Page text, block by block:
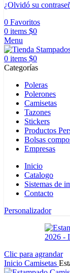
¿Olvidó su
0 Favoritos
0 items $0
Menu
0 items $0
Categorías
Poleras
Polerones
Camisetas
Tazones
Stickers
Productos
Bolsas
Empresas
Inicio
Catalogo
Sistemas de
Contacto
Personalizador
Clic para agrandar
Inicio Camisetas